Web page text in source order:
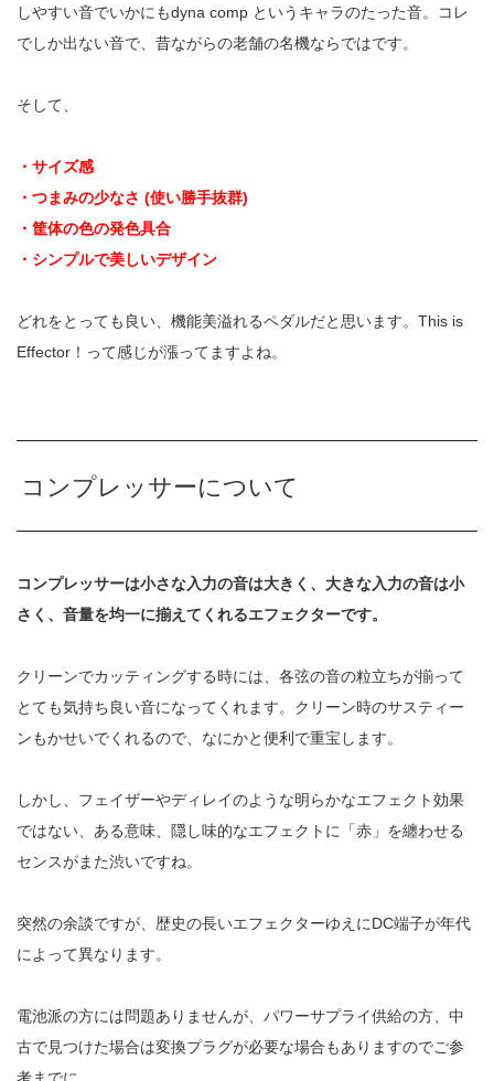
しやすい音でいかにもdyna comp というキャラのたった音。コレ
でしか出ない音で、昔ながらの老舗の名機ならではです。
そして、
・サイズ感
・つまみの少なさ (使い勝手抜群)
・筐体の色の発色具合
・シンプルで美しいデザイン
どれをとっても良い、機能美溢れるペダルだと思います。This is
Effector！って感じが漲ってますよね。
コンプレッサーについて
コンプレッサーは小さな入力の音は大きく、大きな入力の音は小
さく、音量を均一に揃えてくれるエフェクターです。
クリーンでカッティングする時には、各弦の音の粒立ちが揃って
とても気持ち良い音になってくれます。クリーン時のサスティー
ンもかせいでくれるので、なにかと便利で重宝します。
しかし、フェイザーやディレイのような明らかなエフェクト効果
ではない、ある意味、隠し味的なエフェクトに「赤」を纏わせる
センスがまた渋いですね。
突然の余談ですが、歴史の長いエフェクターゆえにDC端子が年代
によって異なります。
電池派の方には問題ありませんが、パワーサプライ供給の方、中
古で見つけた場合は変換プラグが必要な場合もありますのでご参